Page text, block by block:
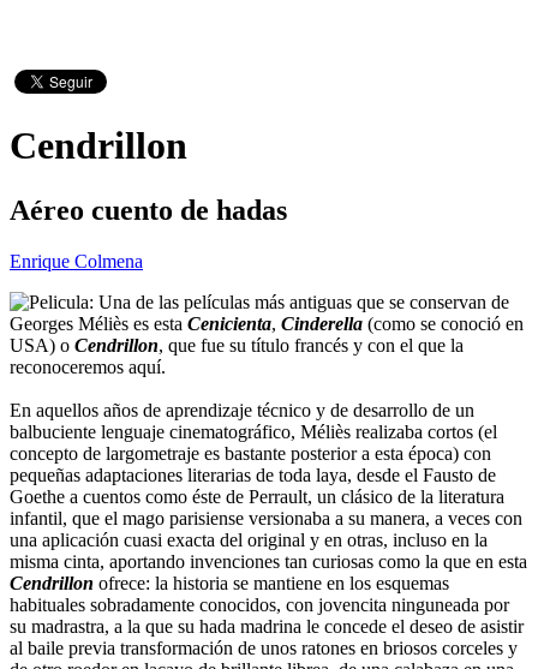
Cendrillon
Aéreo cuento de hadas
Enrique Colmena
Una de las películas más antiguas que se conservan de
Georges Méliès es esta Cenicienta, Cinderella (como se conoció en
USA) o Cendrillon, que fue su título francés y con el que la
reconoceremos aquí.
En aquellos años de aprendizaje técnico y de desarrollo de un
balbuciente lenguaje cinematográfico, Méliès realizaba cortos (el
concepto de largometraje es bastante posterior a esta época) con
pequeñas adaptaciones literarias de toda laya, desde el Fausto de
Goethe a cuentos como éste de Perrault, un clásico de la literatura
infantil, que el mago parisiense versionaba a su manera, a veces con
una aplicación cuasi exacta del original y en otras, incluso en la
misma cinta, aportando invenciones tan curiosas como la que en esta
Cendrillon ofrece: la historia se mantiene en los esquemas
habituales sobradamente conocidos, con jovencita ninguneada por
su madrastra, a la que su hada madrina le concede el deseo de asistir
al baile previa transformación de unos ratones en briosos corceles y